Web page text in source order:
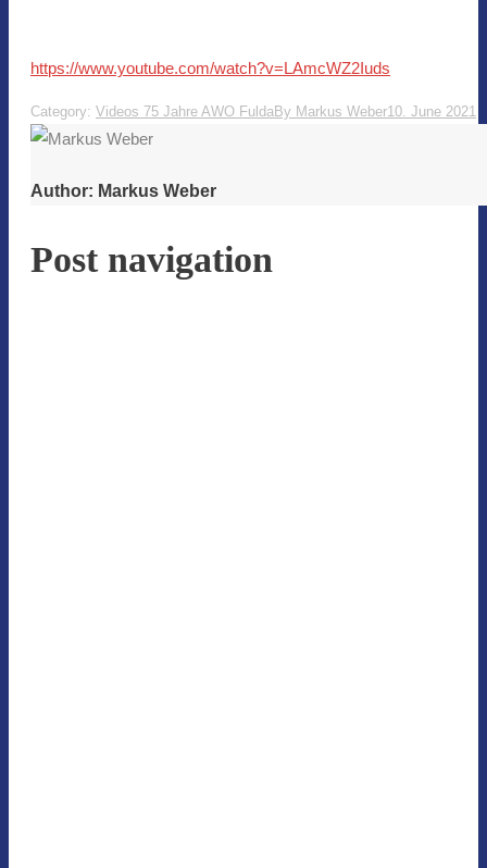
https://www.youtube.com/watch?v=LAmcWZ2Iuds
Category: Videos 75 Jahre AWO FuldaBy Markus Weber10. June 2021
Author: Markus Weber
Post navigation